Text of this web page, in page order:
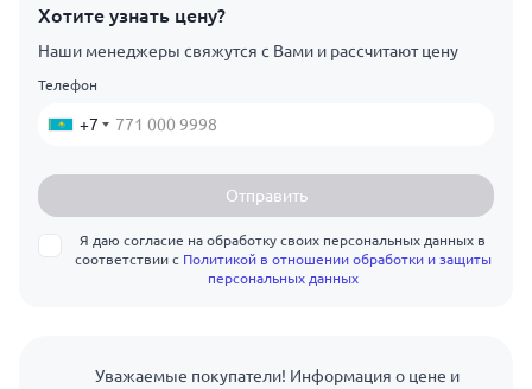
Хотите узнать цену?
Наши менеджеры свяжутся с Вами и рассчитают цену
Телефон
+7
Отправить
Я даю согласие на обработку своих персональных данных в
соответствии с Политикой в отношении обработки и защиты
персональных данных
Уважаемые покупатели! Информация о цене и